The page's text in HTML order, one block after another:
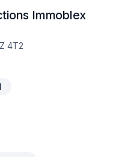
Immoblex
4T2